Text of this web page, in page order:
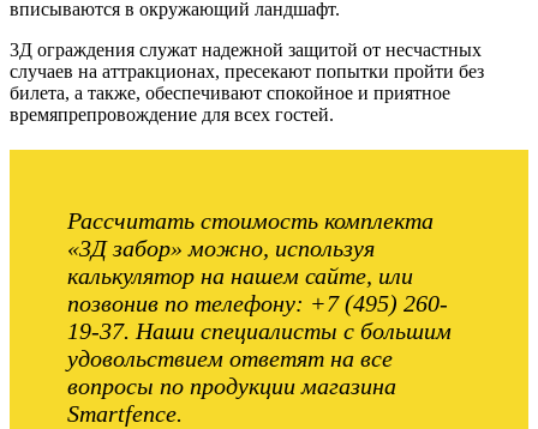
вписываются в окружающий ландшафт.
3Д ограждения служат надежной защитой от несчастных
случаев на аттракционах, пресекают попытки пройти без
билета, а также, обеспечивают спокойное и приятное
времяпрепровождение для всех гостей.
Рассчитать стоимость комплекта
«3Д забор» можно, используя
калькулятор на нашем сайте, или
позвонив по телефону: +7 (495) 260-
19-37. Наши специалисты с большим
удовольствием ответят на все
вопросы по продукции магазина
Smartfence.